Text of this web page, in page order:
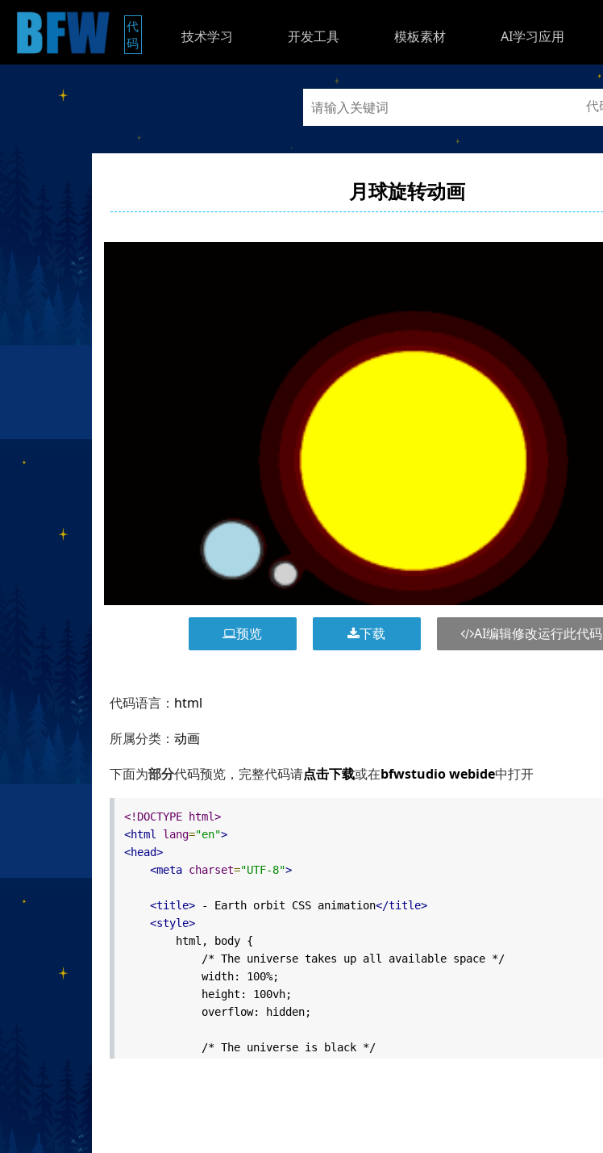
代
码
技术学习 开发工具 模板素材 AI学习应用
月球旋转动画
预览 下载 AI编辑修改运行此代码
代码语言： html
所属分类：动画
下面为部分代码预览，完整代码请点击下载或在bfwstudio webide中打开
<!DOCTYPE html>
<html
lang="en">
<head>
<meta charset="UTF-8">
<title>- Earth orbit CSS animation</title>
<style>
html, body {
/* The universe takes up all available space */
width: 100%;
height: 100vh;
overflow: hidden;
/* The universe is black */